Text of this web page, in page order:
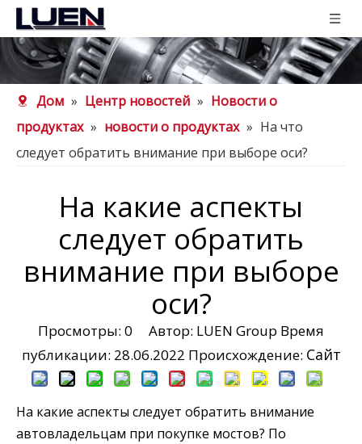
Дом » Центр новостей » Новости о
продуктах » новости о продуктах » На что
следует обратить внимание при выборе оси?
На какие аспекты
следует обратить
внимание при выборе
оси?
Просмотры: 0 Автор: LUEN Group Время
публикации: 28.06.2022 Происхождение: Сайт
На какие аспекты следует обратить внимание
автовладельцам при покупке мостов? По